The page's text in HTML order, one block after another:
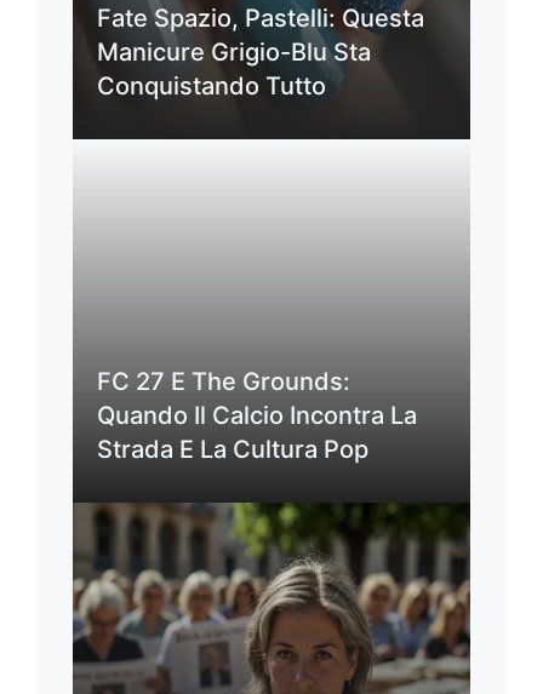
Fate Spazio, Pastelli: Questa
Manicure Grigio-Blu Sta
Conquistando Tutto
FC 27 E The Grounds:
Quando Il Calcio Incontra La
Strada E La Cultura Pop